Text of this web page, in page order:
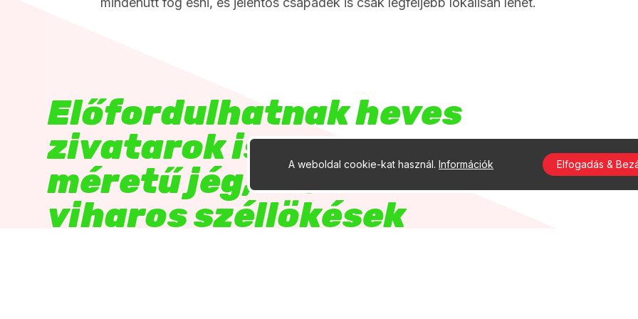
Előfordulhatnak heves
zivatarok is nagy
méretű jég, erősen
viharos széllökések
A weboldal cookie-kat használ.Információk Elfogadás &